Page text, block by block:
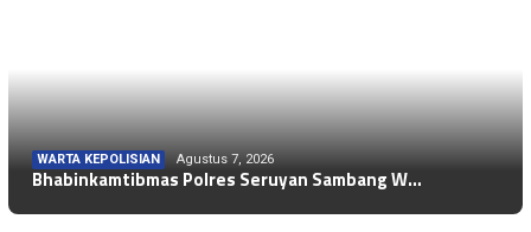
WARTA KEPOLISIAN Agustus 7, 2026
Bhabinkamtibmas Polres Seruyan Sambang W…